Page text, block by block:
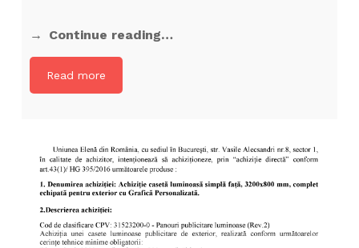
Continue reading…
Read more